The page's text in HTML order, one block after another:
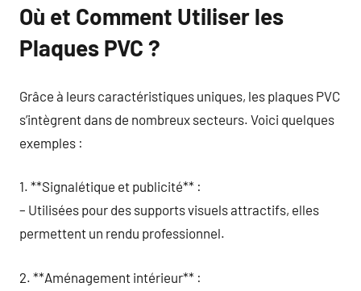
Où et Comment Utiliser les
Plaques PVC ?
Grâce à leurs caractéristiques uniques, les plaques PVC
s’intègrent dans de nombreux secteurs. Voici quelques
exemples :
1. **Signalétique et publicité** :
– Utilisées pour des supports visuels attractifs, elles
permettent un rendu professionnel.
2. **Aménagement intérieur** :